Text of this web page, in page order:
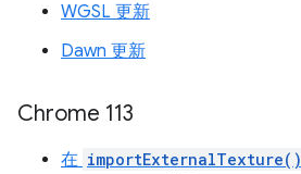
WGSL 更新
Dawn 更新
Chrome 113
在 importExternalTexture()